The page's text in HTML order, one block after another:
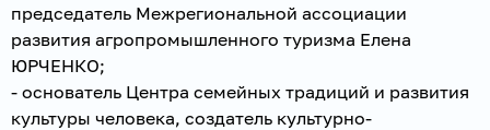
председатель Межрегиональной ассоциации
развития агропромышленного туризма Елена
ЮРЧЕНКО;
- основатель Центра семейных традиций и развития
культуры человека, создатель культурно-